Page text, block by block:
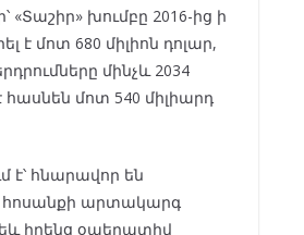
«Տաշիր» խումբը 2016-ից ի
է մոտ 680 միլիոն դոլար,
մինչև 2034
մոտ 540 միլիարդ
է՝ հնարավոր են
արտակարգ
իրենց օպերատիվ